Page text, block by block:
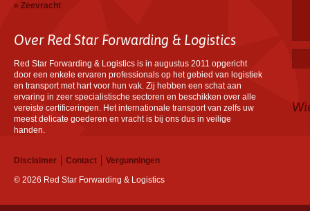
Zeevracht
Over Red Star Forwarding & Logistics
Red Star Forwarding & Logistics is in augustus 2011 opgericht
door een enkele ervaren professionals op het gebied van logistiek
en transport met hart voor hun vak. Zij hebben een schat aan
ervaring in zeer specialistische sectoren en beschikken over alle
vereiste certificeringen. Het internationale transport van zelfs uw
meest delicate goederen en vracht is bij ons dus in veilige
handen.
Disclaimer Contact
Vergunningen
© 2026 Red Star Forwarding & Logistics